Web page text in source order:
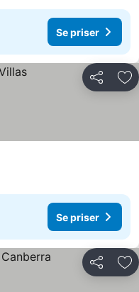
Se priser
Dela
Se priser
Dela